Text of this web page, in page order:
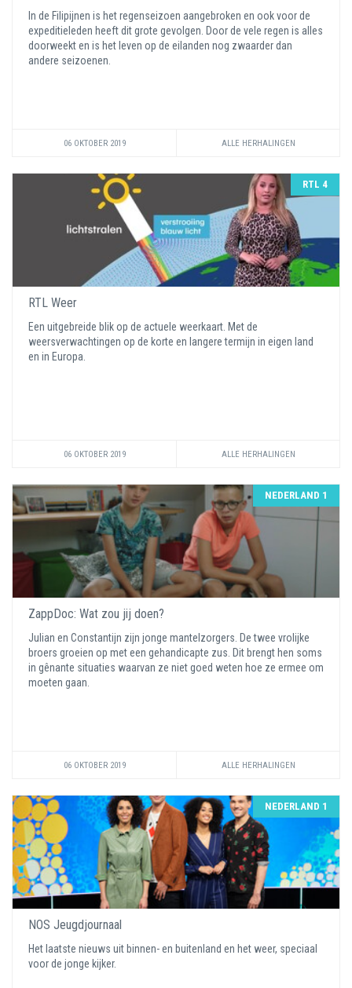
In de Filipijnen is het regenseizoen aangebroken en ook voor de
expeditieleden heeft dit grote gevolgen. Door de vele regen is alles
doorweekt en is het leven op de eilanden nog zwaarder dan
andere seizoenen.
06 OKTOBER 2019 ALLE HERHALINGEN
RTL 4
RTL Weer
Een uitgebreide blik op de actuele weerkaart. Met de
weersverwachtingen op de korte en langere termijn in eigen land
en in Europa.
06 OKTOBER 2019 ALLE HERHALINGEN
NEDERLAND 1
ZappDoc: Wat zou jij doen?
Julian en Constantijn zijn jonge mantelzorgers. De twee vrolijke
broers groeien op met een gehandicapte zus. Dit brengt hen soms
in gênante situaties waarvan ze niet goed weten hoe ze ermee om
moeten gaan.
06 OKTOBER 2019 ALLE HERHALINGEN
NEDERLAND 1
NOS Jeugdjournaal
Het laatste nieuws uit binnen- en buitenland en het weer, speciaal
voor de jonge kijker.